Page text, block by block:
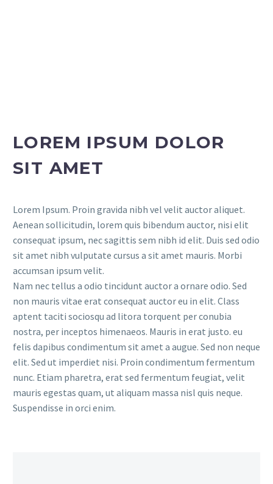
LOREM IPSUM DOLOR
SIT AMET
Lorem Ipsum. Proin gravida nibh vel velit auctor aliquet.
Aenean sollicitudin, lorem quis bibendum auctor, nisi elit
consequat ipsum, nec sagittis sem nibh id elit. Duis sed odio
sit amet nibh vulputate cursus a sit amet mauris. Morbi
accumsan ipsum velit.
Nam nec tellus a odio tincidunt auctor a ornare odio. Sed
non mauris vitae erat consequat auctor eu in elit. Class
aptent taciti sociosqu ad litora torquent per conubia
nostra, per inceptos himenaeos. Mauris in erat justo. eu
felis dapibus condimentum sit amet a augue. Sed non neque
elit. Sed ut imperdiet nisi. Proin condimentum fermentum
nunc. Etiam pharetra, erat sed fermentum feugiat, velit
mauris egestas quam, ut aliquam massa nisl quis neque.
Suspendisse in orci enim.